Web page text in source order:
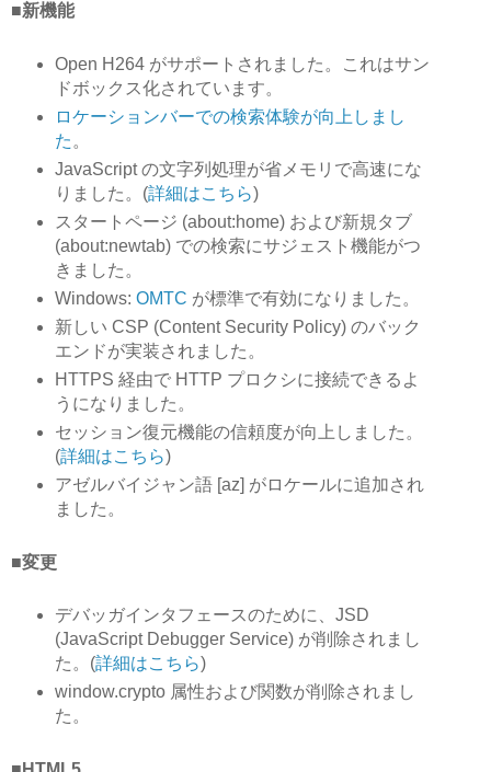
■新機能
Open H264 がサポートされました。これはサン
ドボックス化されています。
ロケーションバーでの検索体験が向上しまし
た 。
JavaScript の文字列処理が省メモリで高速にな
りました。(詳細はこちら)
スタートページ (about:home) および新規タブ
(about:newtab) での検索にサジェスト機能がつ
きました。
Windows: OMTC が標準で有効になりました。
新しい CSP (Content Security Policy) のバック
エンドが実装されました。
HTTPS 経由で HTTP プロクシに接続できるよ
うになりました。
セッション復元機能の信頼度が向上しました。
(詳細はこちら)
アゼルバイジャン語 [az] がロケールに追加され
ました。
■変更
デバッガインタフェースのために、JSD
(JavaScript Debugger Service) が削除されまし
た。(詳細はこちら)
window.crypto 属性および関数が削除されまし
た。